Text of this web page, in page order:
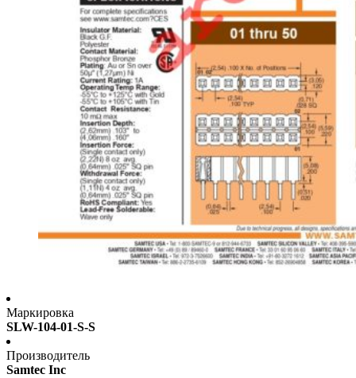
Маркировка
SLW-104-01-S-S
Производитель
Samtec Inc